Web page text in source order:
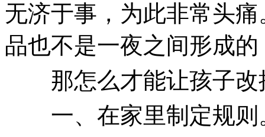
无济于事，为此非常头
品也不是一夜之间形成
那怎么才能让孩子改
一、在家里制定规则